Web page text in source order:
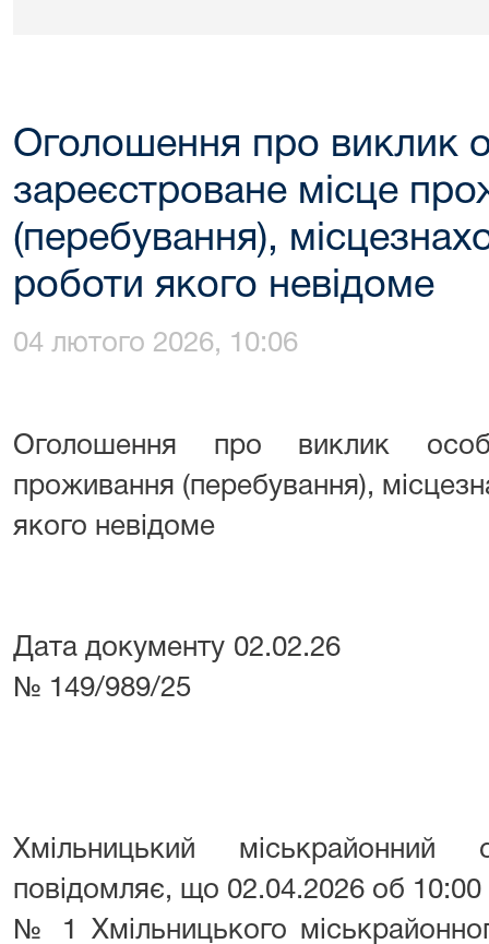
Оголошення про виклик
зареєстроване місце
(перебування),
роботи якого невідоме
04 лютого 2026, 10:06
Оголошення про виклик
проживання (перебування),
якого невідоме
Дата документу
№ 149/989/25
Хмільницький міськрайонний
повідомляє, що 02.04.2026 об 10:00
№ 1 Хмільницького